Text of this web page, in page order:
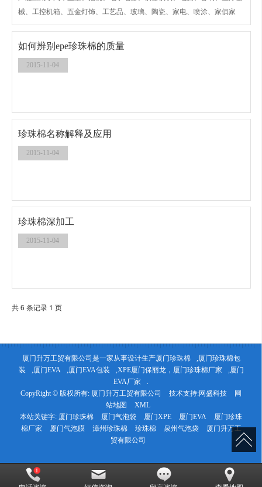
冷配套件、冷库保鲜等领域。
械、工控机箱、五金灯饰、工艺品、玻璃、陶瓷、家电、喷涂、家俱家
私、酒类及树脂等高档易碎礼品包装、五金制品、玩具、瓜果、皮鞋的内
包装、日用品等多种产品的包装，以及快递包装。加入彩色防静电剂和阻
如何辨别epe珍珠棉的质量
2015-11-04
珍珠棉名称解释及应用
2015-11-04
珍珠棉深加工
2015-11-04
共 6 条记录 1 页
厦门升万工贸有限公司是一家从事设计生产厦门珍珠棉 ,厦门珍珠棉包
装
,厦门EVA ,厦门EVA包装 ,XPE厦门保丽龙， 厦门珍珠棉厂家 ,厦门
EVA厂家
.
CopyRight © 版权所有: 厦门升万工贸有限公司 技术支持:网盛科技
网
站地图
XML
本站关键字: 厦门珍珠棉 厦门气泡袋 厦门XPE 厦门EVA
厦门珍珠
棉厂家
厦门气泡膜 漳州珍珠棉 珍珠棉 泉州气泡袋
厦门升万工
贸有限公司